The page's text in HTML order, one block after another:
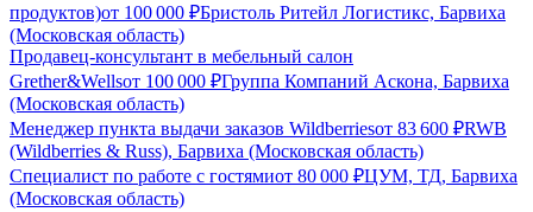
продуктов)от 100 000 ₽Бристоль Ритейл Логистикс, Барвиха
(Московская область)
Продавец-консультант в мебельный салон
Grether&Wellsот 100 000 ₽Группа Компаний Аскона, Барвиха
(Московская область)
Менеджер пункта выдачи заказов Wildberriesот 83 600 ₽RWB
(Wildberries & Russ), Барвиха (Московская область)
Специалист по работе с гостямиот 80 000 ₽ЦУМ, ТД, Барвиха
(Московская область)